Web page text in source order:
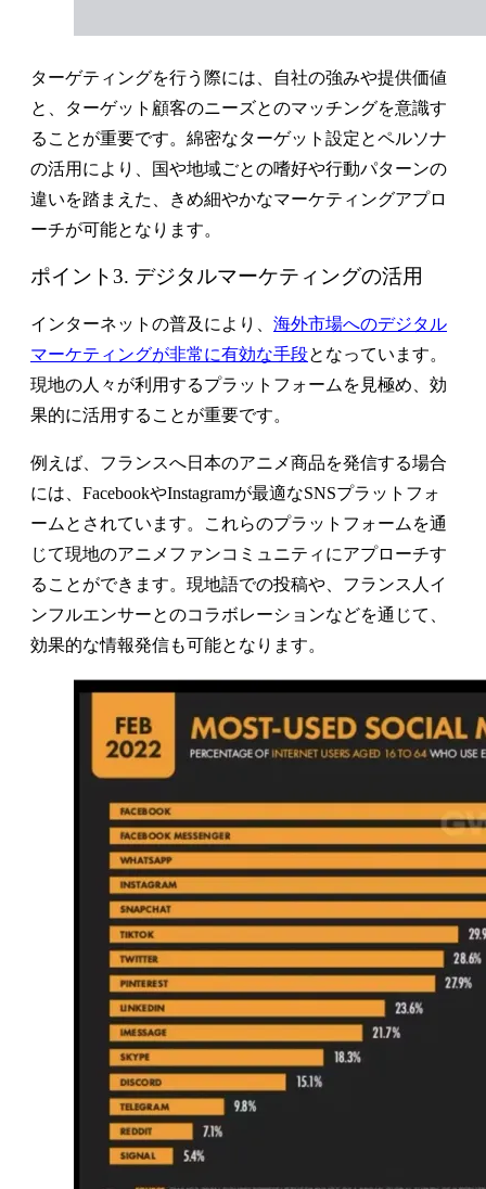
ターゲティングを行う際には、自社の強みや提供価値
と、ターゲット顧客のニーズとのマッチングを意識す
ることが重要です。綿密なターゲット設定とペルソナ
の活用により、国や地域ごとの嗜好や行動パターンの
違いを踏まえた、きめ細やかなマーケティングアプロ
ーチが可能となります。
ポイント3. デジタルマーケティングの活用
インターネットの普及により、 海外市場へのデジタル
マーケティングが非常に有効な手段となっています。
現地の人々が利用するプラットフォームを見極め、効
果的に活用することが重要です。
例えば、フランスへ日本のアニメ商品を発信する場合
には、FacebookやInstagramが最適なSNSプラットフォ
ームとされています。これらのプラットフォームを通
じて現地のアニメファンコミュニティにアプローチす
ることができます。現地語での投稿や、フランス人イ
ンフルエンサーとのコラボレーションなどを通じて、
効果的な情報発信も可能となります。